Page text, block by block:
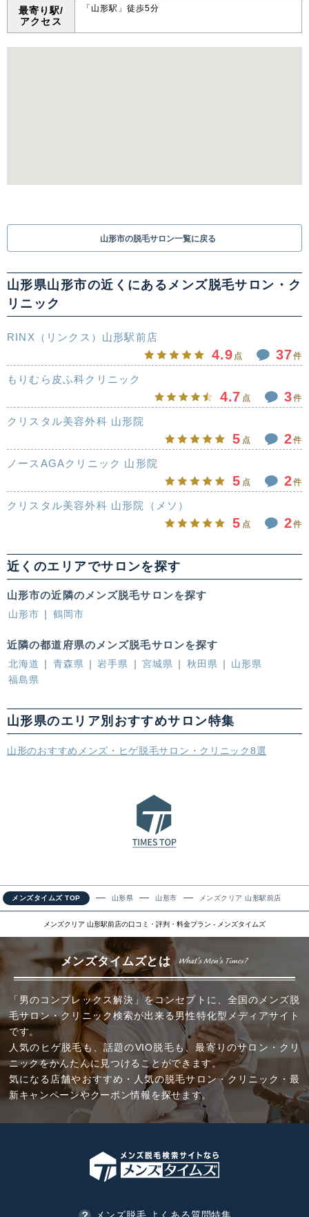
最寄り駅/
アクセス
「山形駅」徒歩5分
山形市の脱毛サロン一覧に戻る
山形県山形市の近くにあるメンズ脱毛サロン・ク
リニック
RINX（リンクス）山形駅前店
4.9 点 37件
もりむら皮ふ科クリニック
4.7 点 3件
クリスタル美容外科 山形院
5 点 2件
ノースAGAクリニック 山形院
5 点 2件
クリスタル美容外科 山形院（メソ）
5 点 2件
近くのエリアでサロンを探す
山形市の近隣のメンズ脱毛サロンを探す
山形市 鶴岡市
近隣の都道府県のメンズ脱毛サロンを探す
北海道 青森県 岩手県 宮城県 秋田県
山形県
福島県
山形県のエリア別おすすめサロン特集
山形のおすすめメンズ・ヒゲ脱毛サロン・クリニック8選
メンズタイムズ TOP 山形県 山形市 メンズクリア 山形駅前店
メンズクリア 山形駅前店の口コミ・評判・料金プラン - メンズタイムズ
メンズタイムズとは
「男のコンプレックス解決」をコンセプトに、全国のメンズ脱
毛サロン・クリニック検索が出来る男性特化型メディアサイト
です。
人気のヒゲ脱毛も、話題のVIO脱毛も、最寄りのサロン・クリ
ニックをかんたんに見つけることができます。
気になる店舗やおすすめ・人気の脱毛サロン・クリニック・最
新キャンペーンやクーポン情報を探せます。